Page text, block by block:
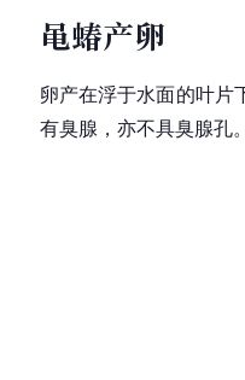
黾蝽产卵
卵产在浮于水面的叶片
有臭腺，亦不具臭腺孔